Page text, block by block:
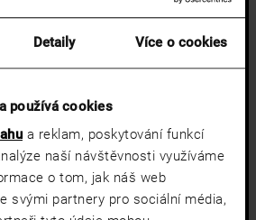
Detaily Více o cookies
používá cookies
a reklam, poskytování funkcí
naší návštěvnosti využíváme
o tom, jak náš web
svými partnery pro sociální média,